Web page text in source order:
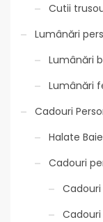
Cutii
Lumânări
Lumânări
Lumânări
Cadouri
Halate
Cadouri
Cadouri
Cadouri